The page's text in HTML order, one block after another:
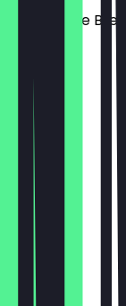
Homemade